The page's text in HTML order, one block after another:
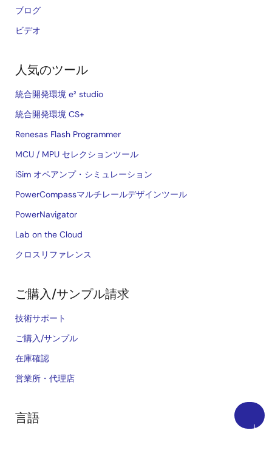
上
ブログ
ビデオ
人気のツール
統合開発環境 e² studio
統合開発環境 CS+
Renesas Flash Programmer
MCU / MPU セレクションツール
iSim オペアンプ・シミュレーション
PowerCompassマルチレールデザインツール
PowerNavigator
Lab on the Cloud
クロスリファレンス
ご購入/サンプル請求
技術サポート
ご購入/サンプル
在庫確認
営業所・代理店
言語